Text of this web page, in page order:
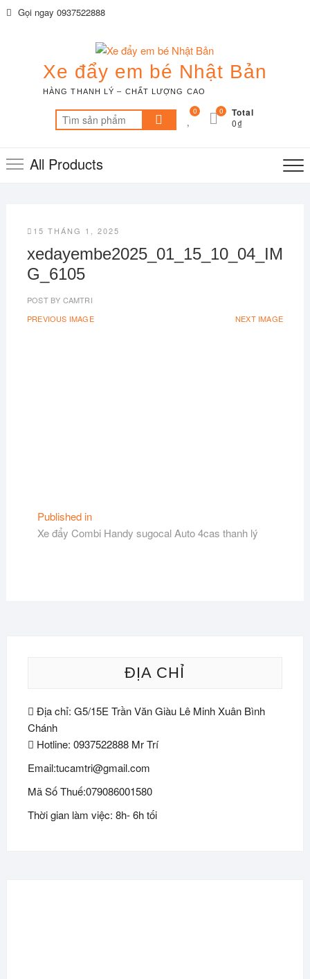
SkipGọi ngay 0937522888
Xe đẩy em bé Nhật Bản
HÀNG THANH LÝ – CHẤT LƯỢNG CAO
Tìm
kiếm:
0 Total
0₫
0
All Products
15 THÁNG 1, 2025
xedayembe2025_01_15_10_04_IM
G_6105
POST BY CAMTRI
PREVIOUS IMAGE
NEXT IMAGE
Điều
hướng
Published in
Xe đẩy Combi Handy sugocal Auto 4cas thanh lý
ĐỊA CHỈ
Địa chỉ: G5/15E Trần Văn Giàu Lê Minh Xuân Bình
Chánh
Hotline: 0937522888 Mr Trí
Email:tucamtri@gmail.com
Mã Số Thuế:079086001580
Thời gian làm việc: 8h- 6h tối